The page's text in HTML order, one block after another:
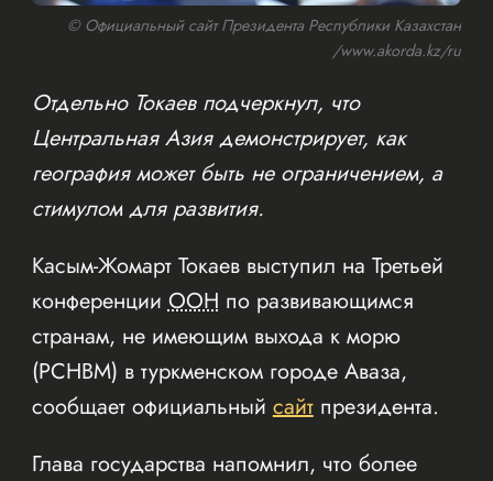
© Официальный сайт Президента Республики Казахстан
/www.akorda.kz/ru
Отдельно Токаев подчеркнул, что
Центральная Азия демонстрирует, как
география может быть не ограничением, а
стимулом для развития.
Касым-Жомарт Токаев выступил на Третьей
конференцииООН по развивающимся
странам, не имеющим выхода к морю
(РСНВМ) в туркменском городе Аваза,
сообщает официальныйсайтпрезидента.
Глава государства напомнил, что более